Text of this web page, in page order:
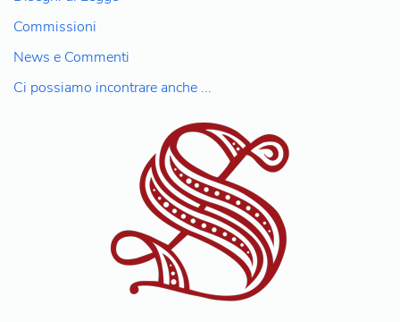
Commissioni
News e Commenti
Ci possiamo incontrare anche ...